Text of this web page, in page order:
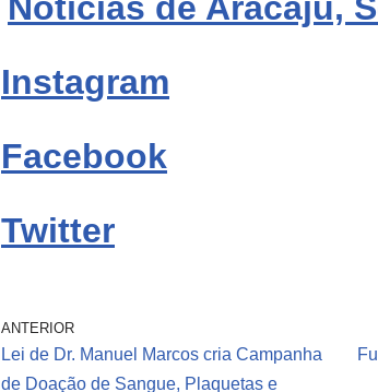
Instagram
Facebook
Twitter
ANTERIOR
Lei de Dr. Manuel Marcos cria Campanha
de Doação de Sangue, Plaquetas e